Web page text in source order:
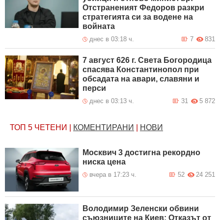
Отстраненият Федоров разкри
стратегията си за водене на
войната
днес в 03:18 ч. 831
7
7 август 626 г. Света Богородица
спасява Константинопол при
обсадата на авари, славяни и
перси
днес в 03:13 ч. 5 872
31
ТОП 5 ЧЕТЕНИ КОМЕНТИРАНИ НОВИ
Москвич 3 достигна рекордно
ниска цена
вчера в 17:23 ч. 24 251
52
Володимир Зеленски обвини
съюзниците на Киев: Отказът от